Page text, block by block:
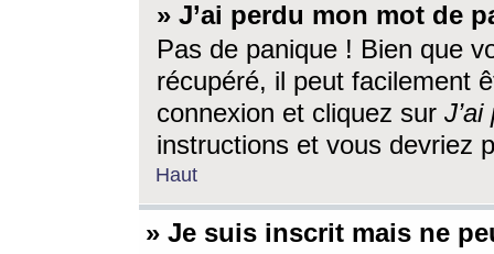
» J’ai perdu mon mot de
Pas de panique ! Bien que
récupéré, il peut facilement
connexion et cliquez sur
instructions et vous devriez
Haut
» Je suis inscrit mais ne